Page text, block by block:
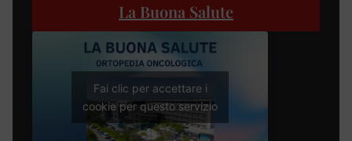
La Buona Salute
Fai clic per accettare i
cookie per questo servizio